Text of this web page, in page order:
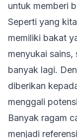
untuk memberi
Seperti yang
memiliki bakat
menyukai sains,
banyak lagi.
diberikan
menggali
Banyak ragam
menjadi